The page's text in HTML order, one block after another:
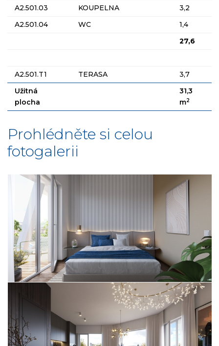
A2.501.03 KOUPELNA
3,2
A2.501.04
WC
1,4
27,6
A2.501.T1 TERASA
3,7
Užitná
plocha
31,3
m2
Prohlédněte si celou
fotogalerii